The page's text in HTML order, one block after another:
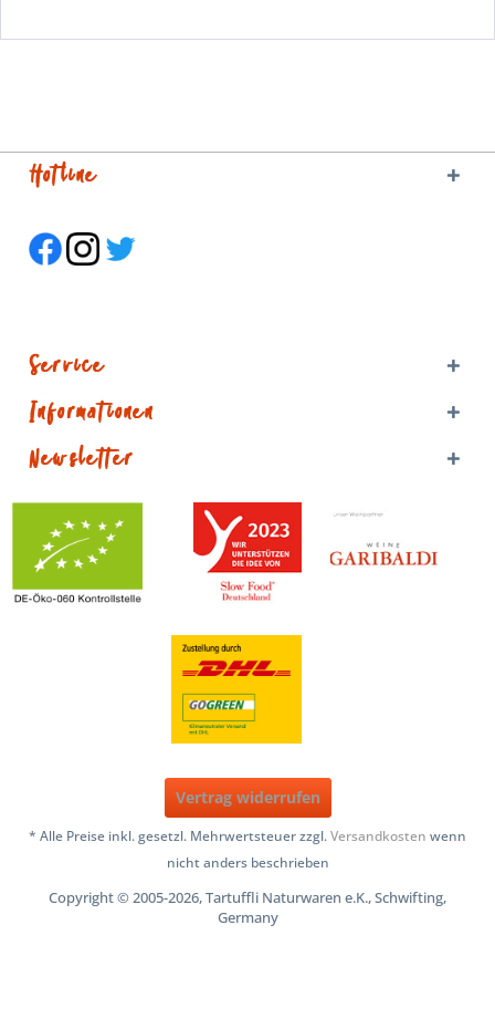
Hotline
Service
Informationen
Newsletter
Vertrag widerrufen
* Alle Preise inkl. gesetzl. Mehrwertsteuer zzgl.Versandkosten wenn
nicht anders beschrieben
Copyright © 2005-2026, Tartuffli Naturwaren e.K., Schwifting,
Germany